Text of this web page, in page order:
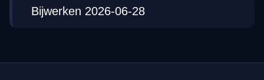
Bijwerken 2026-06-28